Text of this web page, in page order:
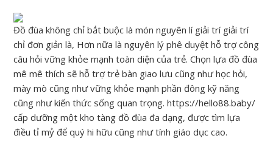
Đồ đùa không chỉ bắt buộc là món nguyên lí giải trí giải trí
chỉ đơn giản là, Hơn nữa là nguyên lý phê duyệt hỗ trợ công
câu hỏi vững khỏe mạnh toàn diện của trẻ. Chọn lựa đồ đùa
mê mê thích sẽ hỗ trợ trẻ bàn giao lưu cũng như học hỏi,
mày mò cũng như vững khỏe mạnh phần đông kỹ năng
cũng như kiến thức sống quan trọng. https://hello88.baby/
cấp dưỡng một kho tàng đồ đùa đa dạng, được tìm lựa
điều tỉ mỷ để quý hi hữu cũng như tính giáo dục cao.